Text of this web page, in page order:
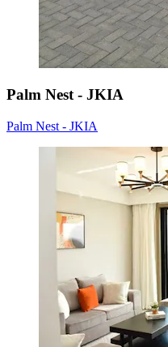
Palm Nest - JKIA
Palm Nest - JKIA